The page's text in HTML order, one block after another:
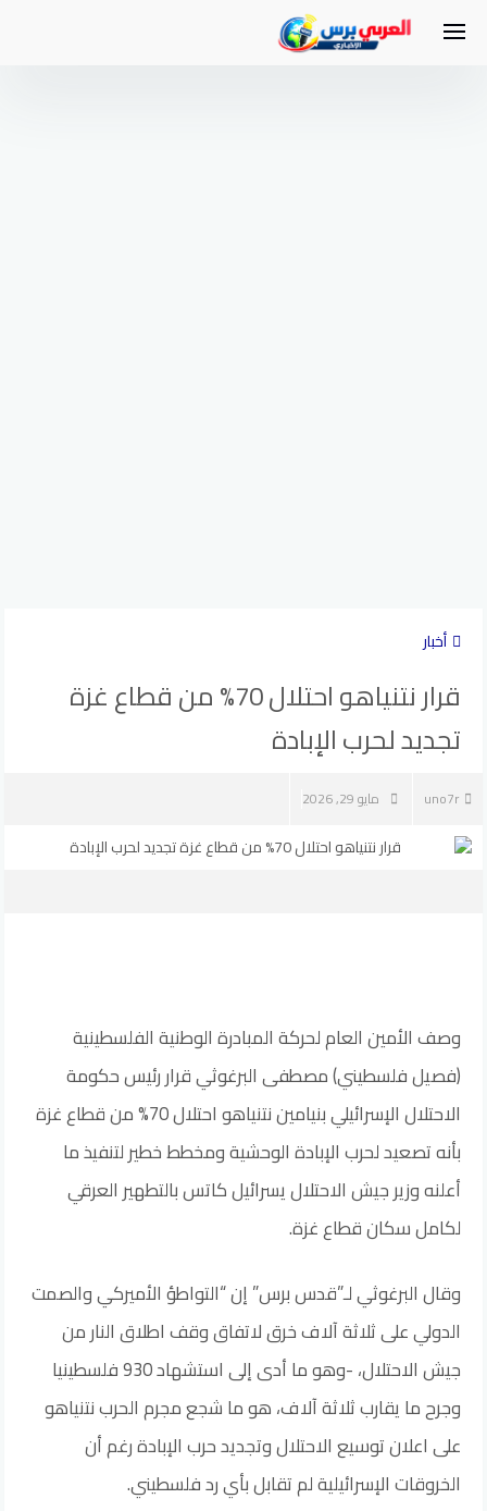
أخبار
قرار نتنياهو احتلال 70‎% من قطاع غزة
تجديد لحرب الإبادة
uno7r مايو 29, 2026
وصف الأمين العام لحركة المبادرة الوطنية الفلسطينية
(فصيل فلسطيني) مصطفى البرغوثي قرار رئيس حكومة
الاحتلال الإسرائيلي بنيامين نتنياهو احتلال 70‎% من قطاع غزة
بأنه تصعيد لحرب الإبادة الوحشية ومخطط خطير لتنفيذ ما
أعلنه وزير جيش الاحتلال يسرائيل كاتس بالتطهير العرقي
لكامل سكان قطاع غزة.
وقال البرغوثي لـ”قدس برس” إن “التواطؤ الأميركي والصمت
الدولي على ثلاثة آلاف خرق لاتفاق وقف اطلاق النار من
جيش الاحتلال، -وهو ما أدى إلى استشهاد 930 فلسطينيا
وجرح ما يقارب ثلاثة آلاف، هو ما شجع مجرم الحرب نتنياهو
على اعلان توسيع الاحتلال وتجديد حرب الإبادة رغم أن
الخروقات الإسرائيلية لم تقابل بأي رد فلسطيني.